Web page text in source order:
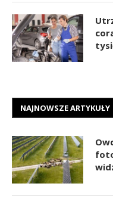
NAJNOWSZE ARTYKUŁY